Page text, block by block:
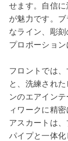
せます。自信
が魅力です。
なライン、彫
プロポーション
フロントでは
と、洗練され
ンのエアイン
ィワークに精
アスカートは
パイプと一体化